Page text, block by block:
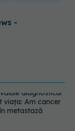
-
tensiunea